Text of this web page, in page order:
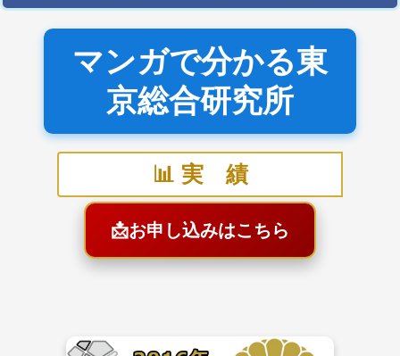
マンガで分かる東
京総合研究所
📊 実 績
📩お申し込みはこちら